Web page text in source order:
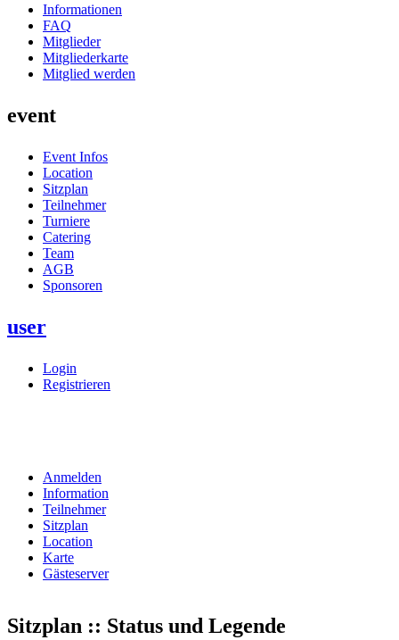
Informationen
FAQ
Mitglieder
Mitgliederkarte
Mitglied werden
event
Event Infos
Location
Sitzplan
Teilnehmer
Turniere
Catering
Team
AGB
Sponsoren
user
Login
Registrieren
Anmelden
Information
Teilnehmer
Sitzplan
Location
Karte
Gästeserver
Sitzplan :: Status und Legende